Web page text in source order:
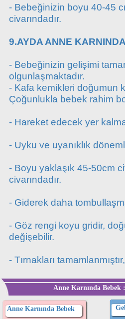
- Bebeğinizin boyu 40-45
civarındadır.
9.AYDA ANNE
- Bebeğinizin gelişimi
olgunlaşmaktadır.
- Kafa kemikleri doğumun
Çoğunlukla bebek rahim
- Hareket edecek yer
- Uyku ve uyanıklık
- Boyu yaklaşık 45-50cm
civarındadır.
- Giderek daha
- Göz rengi koyu gridir,
değişebilir.
- Tırnakları
Anne Karnında Bebek
Anne Karnında Bebek